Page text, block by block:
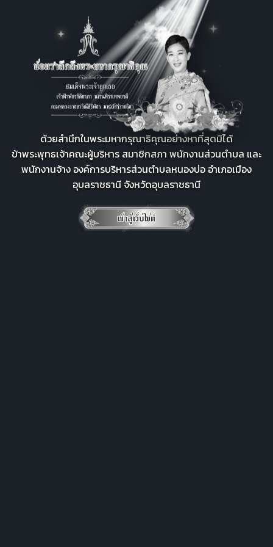
ด้วยสำนึกในพระมหากรุณาธิคุณอย่างหาที่สุดมิได้
ข้าพระพุทธเจ้าคณะผู้บริหาร สมาชิกสภา พนักงานส่วนตำบล และ
พนักงานจ้าง องค์การบริหารส่วนตำบลหนองบ่อ อำเภอเมือง
อุบลราชธานี จังหวัดอุบลราชธานี